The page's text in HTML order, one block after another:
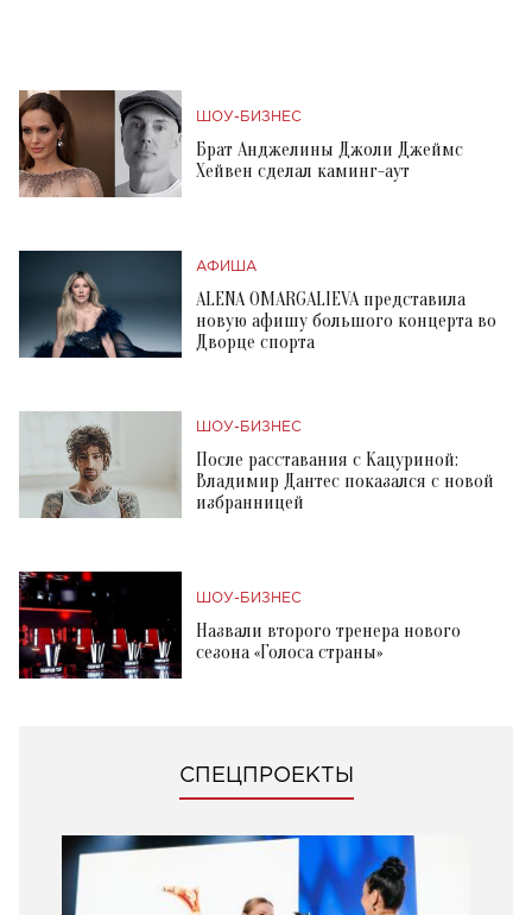
ШОУ-БИЗНЕС
Брат Анджелины Джоли Джеймс
Хейвен сделал каминг-аут
АФИША
ALENA OMARGALIEVA представила
новую афишу большого концерта во
Дворце спорта
ШОУ-БИЗНЕС
После расставания с Кацуриной:
Владимир Дантес показался с новой
избранницей
ШОУ-БИЗНЕС
Назвали второго тренера нового
сезона «Голоса страны»
СПЕЦПРОЕКТЫ